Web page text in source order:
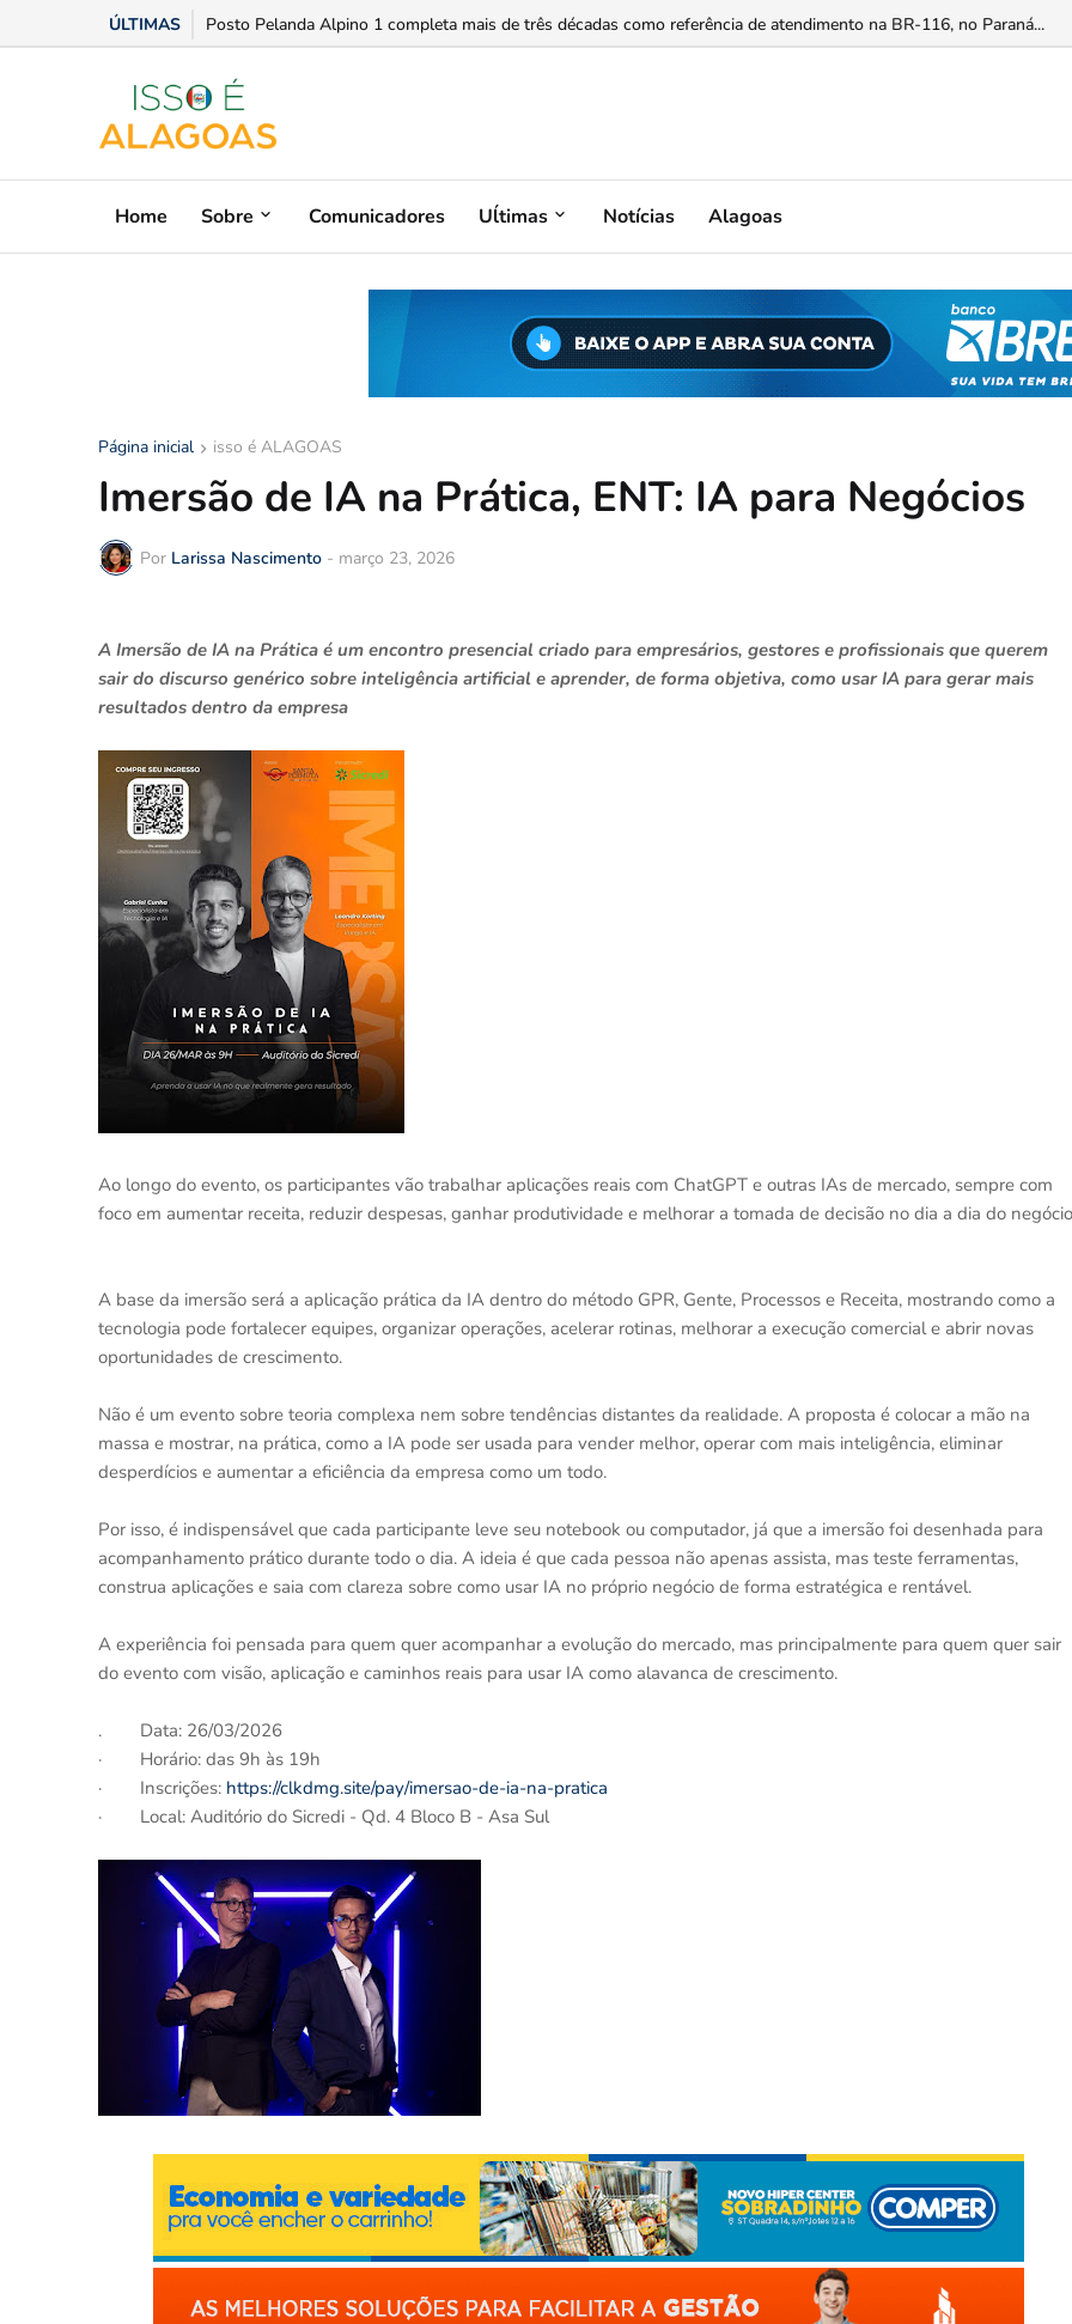
ÚLTIMAS Em conversa com Hugo Motta, Arthur Lira admite que disputará vaga na Câmara Federal...
Home Sobre Comunicadores Uĺtimas Notícias Alagoas
Página inicial isso é ALAGOAS
Imersão de IA na Prática, ENT: IA para Negócios
Por Larissa Nascimento - março 23, 2026
A Imersão de IA na Prática é um encontro presencial criado para empresários, gestores e profissionais que querem
sair do discurso genérico sobre inteligência artificial e aprender, de forma objetiva, como usar IA para gerar mais
resultados dentro da empresa
Ao longo do evento, os participantes vão trabalhar aplicações reais com ChatGPT e outras IAs de mercado, sempre com
foco em aumentar receita, reduzir despesas, ganhar produtividade e melhorar a tomada de decisão no dia a dia do
A base da imersão será a aplicação prática da IA dentro do método GPR, Gente, Processos e Receita, mostrando como a
tecnologia pode fortalecer equipes, organizar operações, acelerar rotinas, melhorar a execução comercial e abrir novas
oportunidades de crescimento.
Não é um evento sobre teoria complexa nem sobre tendências distantes da realidade. A proposta é colocar a mão na
massa e mostrar, na prática, como a IA pode ser usada para vender melhor, operar com mais inteligência, eliminar
desperdícios e aumentar a eficiência da empresa como um todo.
Por isso, é indispensável que cada participante leve seu notebook ou computador, já que a imersão foi desenhada para
acompanhamento prático durante todo o dia. A ideia é que cada pessoa não apenas assista, mas teste ferramentas,
construa aplicações e saia com clareza sobre como usar IA no próprio negócio de forma estratégica e rentável.
A experiência foi pensada para quem quer acompanhar a evolução do mercado, mas principalmente para quem quer sair
do evento com visão, aplicação e caminhos reais para usar IA como alavanca de crescimento.
. Data: 26/03/2026
· Horário: das 9h às 19h
· Inscrições: https://clkdmg.site/pay/imersao-de-ia-na-pratica
· Local: Auditório do Sicredi - Qd. 4 Bloco B - Asa Sul